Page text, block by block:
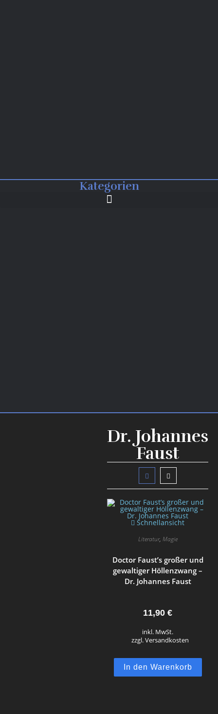
Kategorien
Dr. Johannes
Faust
Schnellansicht
Literatur, Magie
Doctor Faust’s großer und
gewaltiger Höllenzwang –
Dr. Johannes Faust
11,90 €
inkl. MwSt.
zzgl. Versandkosten
In den Warenkorb